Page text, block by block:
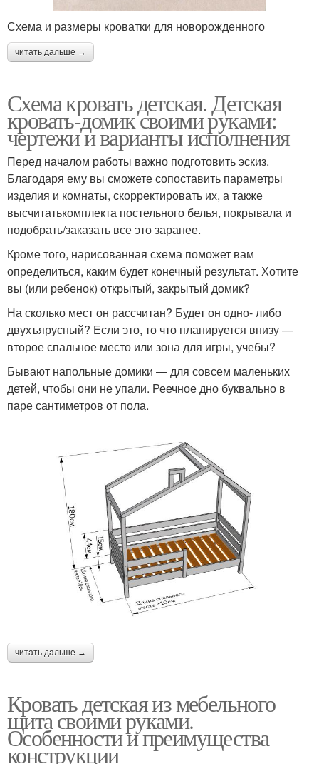
Схема и размеры кроватки для новорожденного
читать дальше →
Схема кровать детская. Детская
кровать-домик своими руками:
чертежи и варианты исполнения
Перед началом работы важно подготовить эскиз.
Благодаря ему вы сможете сопоставить параметры
изделия и комнаты, скорректировать их, а также
высчитатькомплекта постельного белья, покрывала и
подобрать/заказать все это заранее.
Кроме того, нарисованная схема поможет вам
определиться, каким будет конечный результат. Хотите
вы (или ребенок) открытый, закрытый домик?
На сколько мест он рассчитан? Будет он одно- либо
двухъярусный? Если это, то что планируется внизу —
второе спальное место или зона для игры, учебы?
Бывают напольные домики — для совсем маленьких
детей, чтобы они не упали. Реечное дно буквально в
паре сантиметров от пола.
читать дальше →
Кровать детская из мебельного
щита своими руками.
Особенности и преимущества
конструкции